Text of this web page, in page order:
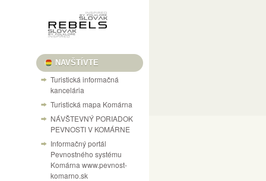
NAVŠTÍVTE
Turistická informačná
kancelária
Turistická mapa Komárna
NÁVŠTEVNÝ PORIADOK
PEVNOSTI V KOMÁRNE
Informačný portál
Pevnostného systému
Komárna www.pevnost-
komarno.sk